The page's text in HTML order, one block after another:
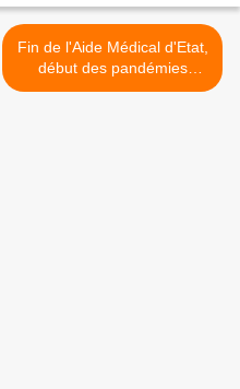
Fin de l'Aide Médical d'Etat,
début des pandémies
nationales. >